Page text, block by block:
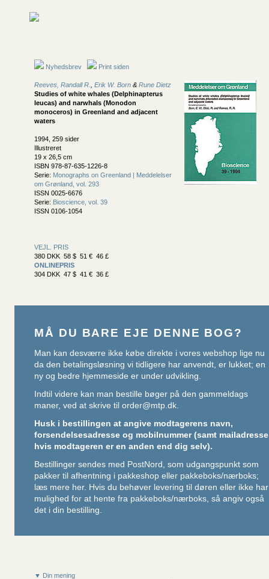
Nyhedsbrev Print siden
Reeves, Randall R. Erik W. Born & Rune Dietz
Studies of white whales (Delphinapterus
leucas) and narwhals (Monodon
monoceros) in Greenland and adjacent
waters
1994, 259 sider
Illustreret
19 x 26,5 cm
ISBN 978-87-635-1226-8
Serie: Monographs on Greenland | Meddelelser
om Grønland, vol. 293
ISSN 0025-6676
Serie: Bioscience, vol. 39
ISSN 0106-1054
VEJL. PRIS
380 DKK 58 $ 51 € 46 £
ONLINEPRIS
304 DKK 47 $ 41 € 36 £
MÅ DU BARE EJE DENNE BOG?
Man kan desværre ikke købe direkte i vores webshop lige nu
da den betalingsløsning vi tidligere har anvendt, er lukket; en
ny og bedre hjemmeside er under udvikling.
Indtil videre kan man bestille bøger på den gammeldags
maner, ved at skrive til order@mtp.dk.
Husk i bestillingen at angive modtagerens navn,
forsendelsesadresse og mobilnummer (samt mailadresse
hvis modtageren er en anden end dig selv).
Bestillinger sendes med PostNord, som udgangspunkt som
pakker til afhentning i pakkeshop eller pakkeboks/nærboks;
læs mere her. Hvis du behøver levering til døren eller ikke har
mulighed for at hente fra pakkeboks/nærboks, så angiv også
det i din bestilling.
▼ Din mening